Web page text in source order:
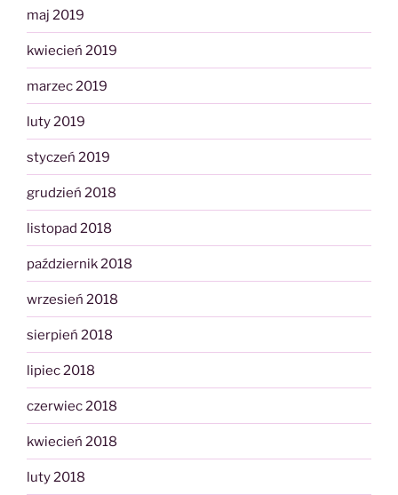
maj 2019
kwiecień 2019
marzec 2019
luty 2019
styczeń 2019
grudzień 2018
listopad 2018
październik 2018
wrzesień 2018
sierpień 2018
lipiec 2018
czerwiec 2018
kwiecień 2018
luty 2018